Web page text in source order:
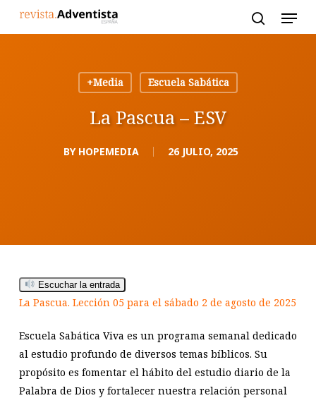
+Media
Escuela Sabática
La Pascua – ESV
BY HOPEMEDIA 26 JULIO, 2025
Escuchar la entrada
La Pascua. Lección 05 para el sábado 2 de agosto de 2025
Escuela Sabática Viva es un programa semanal dedicado
al estudio profundo de diversos temas bíblicos. Su
propósito es fomentar el hábito del estudio diario de la
Palabra de Dios y fortalecer nuestra relación personal